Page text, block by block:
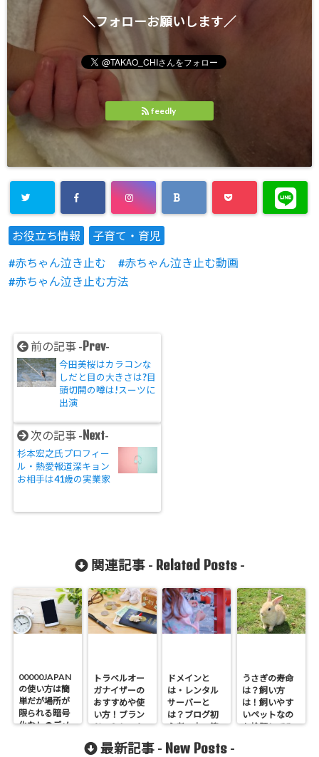
＼フォローお願いします／
feedly
お役立ち情報
子育て・育児
赤ちゃん泣き止む
赤ちゃん泣き止む動画
赤ちゃん泣き止む方法
前の記事 - Prev-
今田美桜はカラコンな
しだと目の大きさは?目
頭切開の噂は!スーツに
出演
次の記事 - Next-
杉本宏之氏プロフィー
ル・熱愛報道深キョン
お相手は41歳の実業家
関連記事 - Related Posts-
00000JAPAN
の使い方は簡
単だが場所が
限られる暗号
化なしのデメ
トラベルオー
ガナイザーの
おすすめや使
い方！ブラン
ドのミレスト
ドメインと
は・レンタル
サーバーと
は？ブログ初
心者の方へ簡
うさぎの寿命
は？飼い方
は！飼いやす
いペットなの
か検証してみ
最新記事 - New Posts -